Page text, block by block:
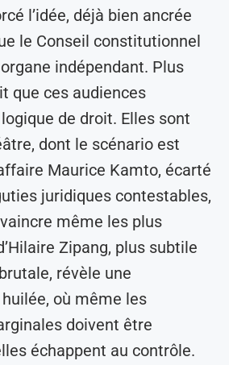
l’idée, déjà bien ancrée
le Conseil constitutionnel
indépendant. Plus
que ces audiences
de droit. Elles sont
dont le scénario est
Maurice Kamto, écarté
juridiques contestables,
même les plus
Zipang, plus subtile
révèle une
où même les
doivent être
échappent au contrôle.